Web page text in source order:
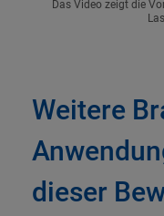
Das Video zeigt die
Weitere
dieser